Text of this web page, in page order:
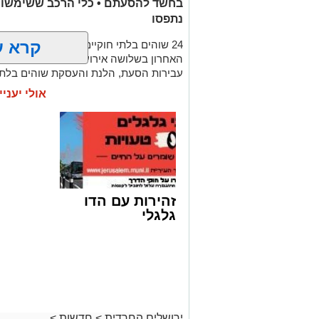
בחשד להסעתם • כלי הרכב ששימשו
נתפסו
24 שוהים בלתי חוקיים שניסו
האחרון בשלושה אירועים שונים במסגרת
עבירות הסעת, הלנת והעסקת שוהים
צפו במרדף שהסתיים במעצר
האוטובוס נעצר - והחשד התברר כמוצדק
התחבא בתא המטען – ואז התברר: תכנן
קרא
אולי
זהירות עם הדו
גלגלי